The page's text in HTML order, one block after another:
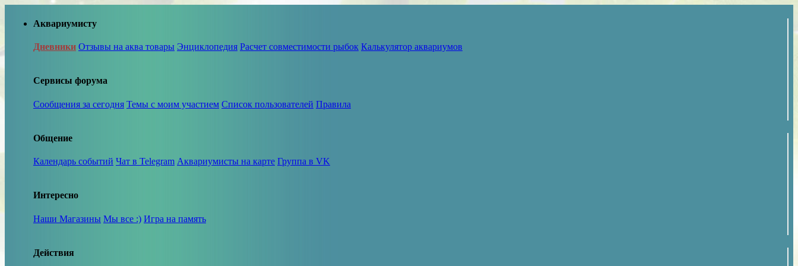
Аквариумисту
Дневники Отзывы на аква товары Энциклопедия Расчет совместимости рыбок Калькулятор аквариумов
Сервисы форума
Сообщения за сегодня Темы с моим участием Список пользователей Правила
Общение
Календарь событий Чат в Telegram Аквариумисты на карте Группа в VK
Интересно
Наши Магазины Мы все :) Игра на память
Действия